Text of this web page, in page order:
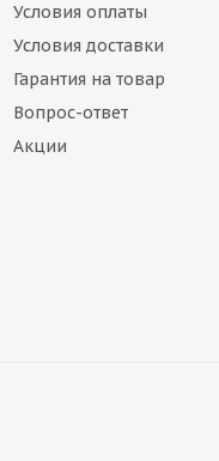
Условия оплаты
Условия доставки
Гарантия на товар
Вопрос-ответ
Акции